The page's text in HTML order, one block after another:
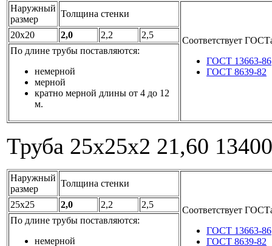
Наружный
размер
Толщина стенки
Соответствует
ГОСТ 13663-86
ГОСТ 8639-82
20x20 2,0 2,2
2,5
По длине трубы поставляются:
немерной
мерной
кратно мерной длины от 4 до 12
м.
Труба 25x25x2 21,60 13400
Наружный
размер
Толщина стенки
Соответствует
ГОСТ 13663-86
ГОСТ 8639-82
25x25 2,0 2,2
2,5
По длине трубы поставляются:
немерной